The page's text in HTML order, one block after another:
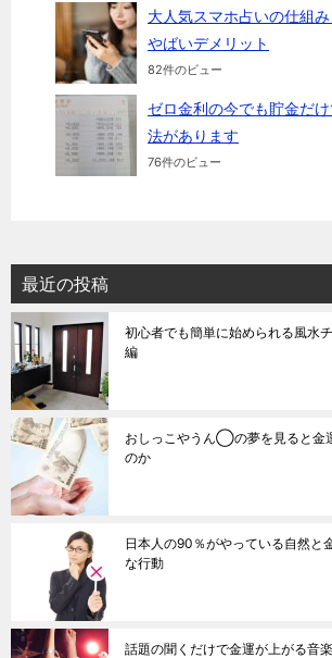
大人気スマホ占いの仕組
やばいデメリット
82件のビュー
ゼロ金利の今でも貯金だ
法があります
76件のビュー
最近の投稿
初心者でも簡単に始められる風水
編
おしっこやうん◯の夢を見ると金
のか
日本人の90％がやっている自然と
な行動
話題の聞くだけで金運が上がる音